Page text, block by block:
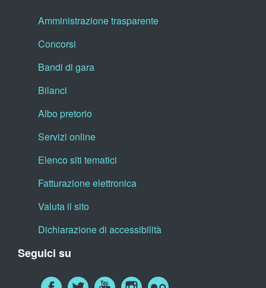
Amministrazione trasparente
Concorsi
Bandi di gara
Bilanci
Albo pretorio
Servizi online
Elenco siti tematici
Fatturazione elettronica
Valuta il sito
Dichiarazione di accessibilità
Seguici su